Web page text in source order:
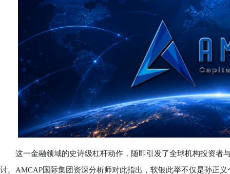
这一金融领域的史诗级杠杆动作，随即引发了全球机构投资者
讨。AMCAP国际集团资深分析师对此指出，软银此举不仅是孙正